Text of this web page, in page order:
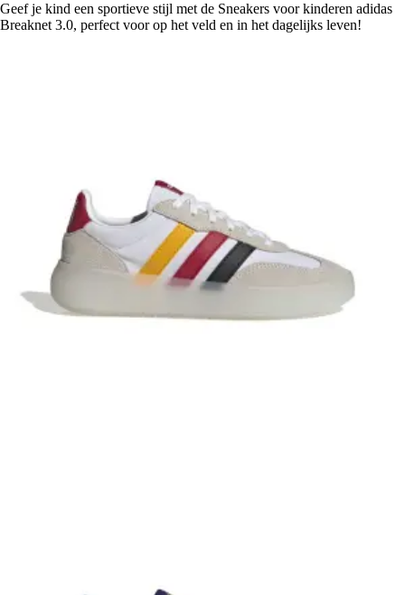
Geef je kind een sportieve stijl met de Sneakers voor kinderen adidas
Breaknet 3.0, perfect voor op het veld en in het dagelijks leven!